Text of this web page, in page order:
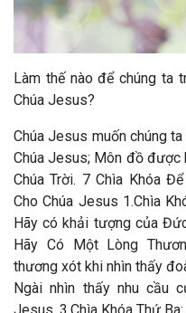
Làm thế nào để chúng ta
Chúa Jesus?
Chúa Jesus muốn chúng
Chúa Jesus; Môn đồ
Chúa Trời. 7 Chìa Khóa
Cho Chúa Jesus 1.Chìa
Hãy có khải tượng của
Hãy Có Một Lòng
thương xót khi nhìn thấy
Ngài nhìn thấy nhu cầu